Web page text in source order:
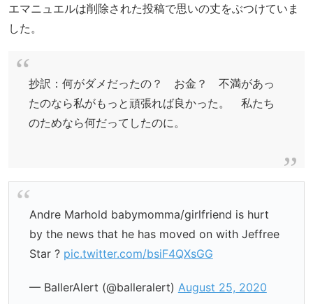
エマニュエルは削除された投稿で思いの丈をぶつけていま
した。
抄訳：何がダメだったの？ お金？ 不満があっ
たのなら私がもっと頑張れば良かった。 私たち
のためなら何だってしたのに。
Andre Marhold babymomma/girlfriend is hurt
by the news that he has moved on with Jeffree
Star ? pic.twitter.com/bsiF4QXsGG
— BallerAlert (@balleralert) August 25, 2020